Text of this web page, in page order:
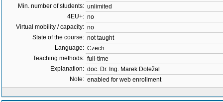
Min. number of students: unlimited
4EU+: no
Virtual mobility / capacity: no
State of the course: not taught
Language: Czech
Teaching methods: full-time
Explanation: doc. Dr. Ing. Marek Doležal
Note: enabled for web enrollment